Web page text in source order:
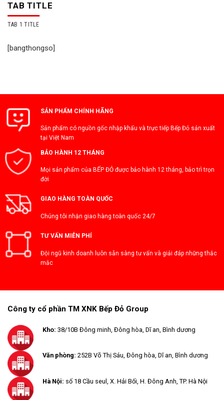
TAB TITLE
TAB 1 TITLE
[bangthongso]
SẢN PHẨM CHÍNH HÃNG
Sản phẩm có nguồn gốc nhập khẩu và trực tiếp Bếp Đỏ sản xuất
tại Việt Nam
BẢO HÀNH 12 THÁNG
Mọi sản phẩm của BẾP ĐỎ được bảo hành 12 tháng, bảo trì trọn
đời
GIAO HÀNG TOÀN QUỐC
Chúng tôi nhận giao hàng toàn quốc 24/7
TƯ VẤN MIỄN PHÍ
Đội ngũ kinh doanh luôn sẵn sàng tư vấn và giải đáp những thắc
mắc
Công ty cổ phần TM XNK Bếp Đỏ Group
Kho: 38/10B Đông minh, Đông hòa, Dĩ an, Bình dương
Văn phòng: 252B Võ Thị Sáu, Đông hòa, Dĩ an, Bình dương
Hà Nội: số 18 Cầu seul, X. Hải Bối, H. Đông Anh, TP. Hà Nội